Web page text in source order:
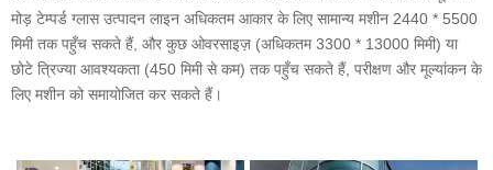
मोड़ टेम्पर्ड ग्लास उत्पादन लाइन अधिकतम आकार के लिए सामान्य मशीन 2440 * 5500
मिमी तक पहुँच सकते हैं, और कुछ ओवरसाइज़ (अधिकतम 3300 * 13000 मिमी) या
छोटे त्रिज्या आवश्यकता (450 मिमी से कम) तक पहुँच सकते हैं, परीक्षण और मूल्यांकन के
लिए मशीन को समायोजित कर सकते हैं।